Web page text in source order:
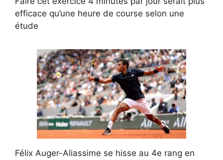
efficace qu’une heure de course selon une
étude
Félix Auger-Aliassime se hisse au 4e rang en